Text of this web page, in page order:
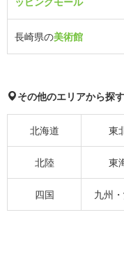
長崎県の美術館
その他のエリアから探す
北海道 東
北陸 東
四国 九州